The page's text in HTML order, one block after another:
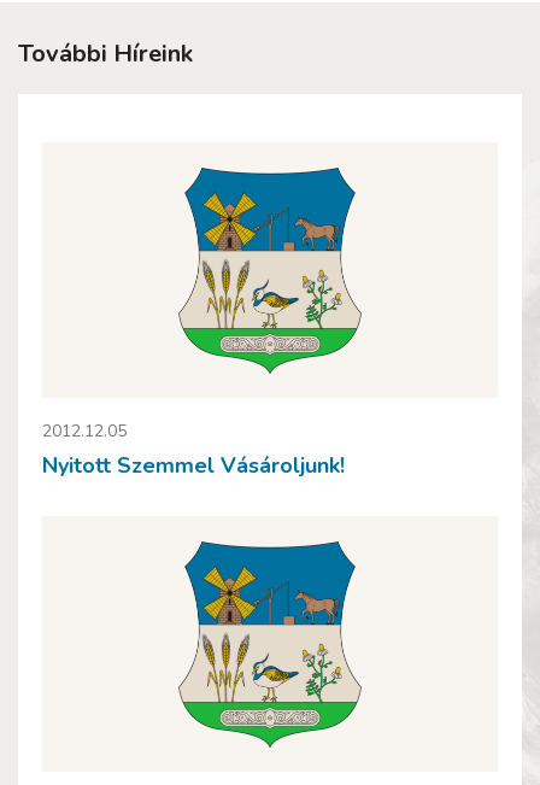
További Híreink
2012.12.05
Nyitott Szemmel Vásároljunk!